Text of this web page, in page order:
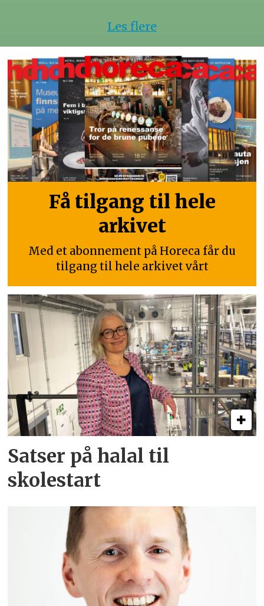
Les flere
Få tilgang til hele
arkivet
Med et abonnement på Horeca får du
tilgang til hele arkivet vårt
Satser på halal til
skolestart